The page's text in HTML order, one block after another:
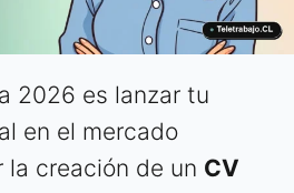
2026 es lanzar tu
en el mercado
la creación de un CV